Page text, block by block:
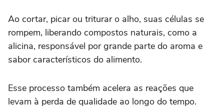
Ao cortar, picar ou triturar o alho, suas células se
rompem, liberando compostos naturais, como a
alicina, responsável por grande parte do aroma e
sabor característicos do alimento.
Esse processo também acelera as reações que
levam à perda de qualidade ao longo do tempo.